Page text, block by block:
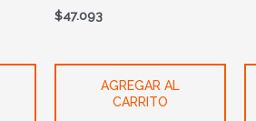
$47.093
AGREGAR AL
CARRITO